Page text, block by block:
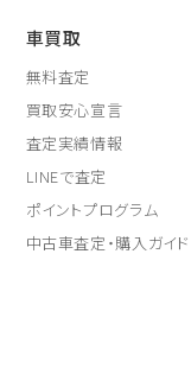
車買取
無料査定
買取安心宣言
査定実績情報
LINEで査定
ポイントプログラム
中古車査定・購入ガイド